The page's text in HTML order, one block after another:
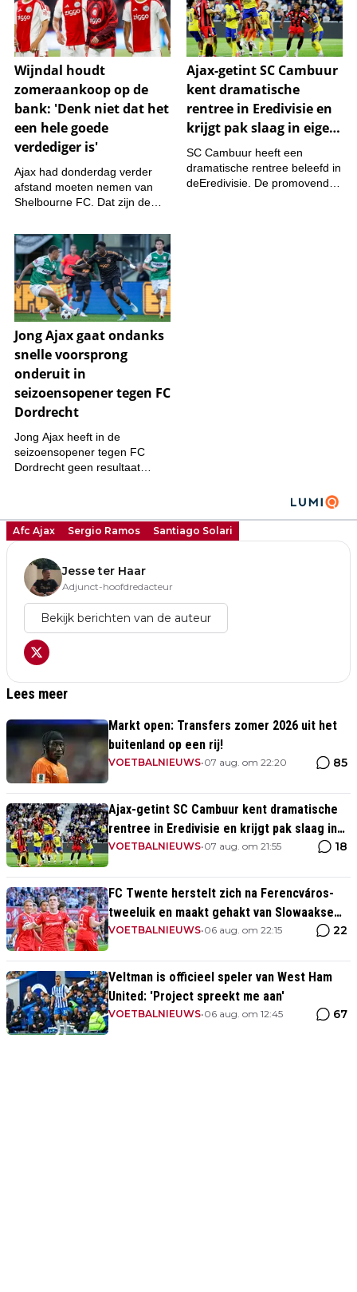
Afc Ajax Sergio Ramos Santiago Solari
Jesse ter Haar
Adjunct-hoofdredacteur
Bekijk berichten van de auteur
Lees meer
Markt open: Transfers zomer 2026 uit het
buitenland op een rij!
VOETBALNIEUWS•07 aug. om 22:20 85
Ajax-getint SC Cambuur kent dramatische
rentree in Eredivisie en krijgt pak slaag in
eigen huis
VOETBALNIEUWS•07 aug. om 21:55 18
FC Twente herstelt zich na Ferencváros-
tweeluik en maakt gehakt van Slowaakse
opponent
VOETBALNIEUWS•06 aug. om 22:15 22
Veltman is officieel speler van West Ham
United: 'Project spreekt me aan'
VOETBALNIEUWS•06 aug. om 12:45 67